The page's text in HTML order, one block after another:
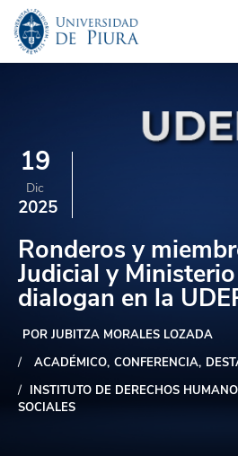
19
Dic
2025
Ronderos y
Judicial y
dialogan en la
POR JUBITZA MORALES LOZADA
ACADÉMICO CONFERENCIA
INSTITUTO DE DERECHOS
SOCIALES